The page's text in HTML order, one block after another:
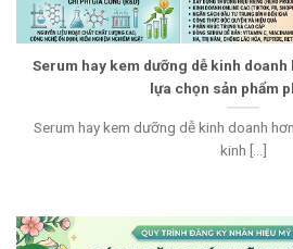
Serum hay kem dưỡng dễ kinh doanh
lựa chọn sản phẩm
Serum hay kem dưỡng dễ kinh doanh
kinh [...]